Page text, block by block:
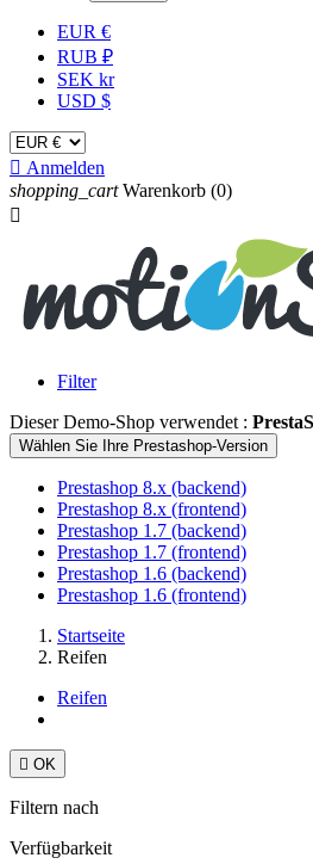
EUR €
RUB ₽
SEK kr
USD $
 Anmelden
shopping_cart Warenkorb (0)

Filter
Dieser Demo-Shop verwendet :
Wählen Sie Ihre Prestashop-Version
Prestashop 8.x (backend)
Prestashop 8.x (frontend)
Prestashop 1.7 (backend)
Prestashop 1.7 (frontend)
Prestashop 1.6 (backend)
Prestashop 1.6 (frontend)
Startseite
Reifen
Reifen
 OK
Filtern nach
Verfügbarkeit